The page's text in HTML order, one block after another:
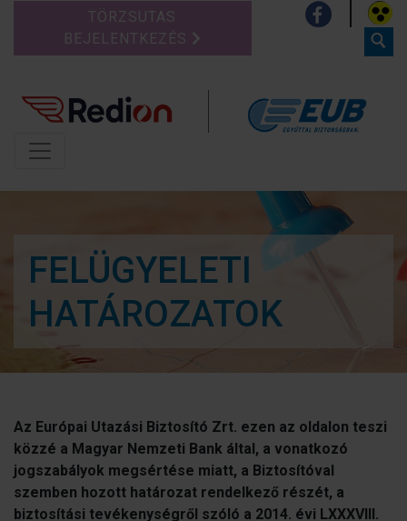
TÖRZSUTAS
BEJELENTKEZÉS
FELÜGYELETI
HATÁROZATOK
Az Európai Utazási Biztosító Zrt. ezen az oldalon teszi
közzé a Magyar Nemzeti Bank által, a vonatkozó
jogszabályok megsértése miatt, a Biztosítóval
szemben hozott határozat rendelkező részét, a
biztosítási tevékenységről szóló a 2014. évi LXXXVIII.